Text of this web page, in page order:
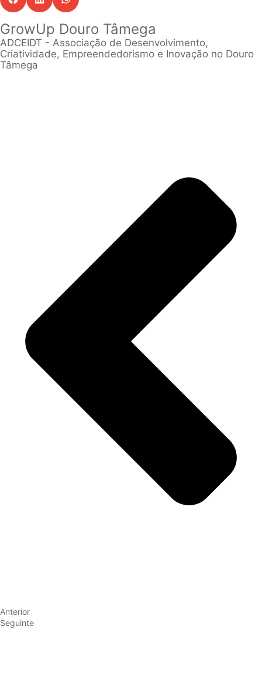
GrowUp Douro Tâmega
ADCEIDT - Associação de Desenvolvimento,
Criatividade, Empreendedorismo e Inovação no Douro
Tâmega
Anterior
Seguinte